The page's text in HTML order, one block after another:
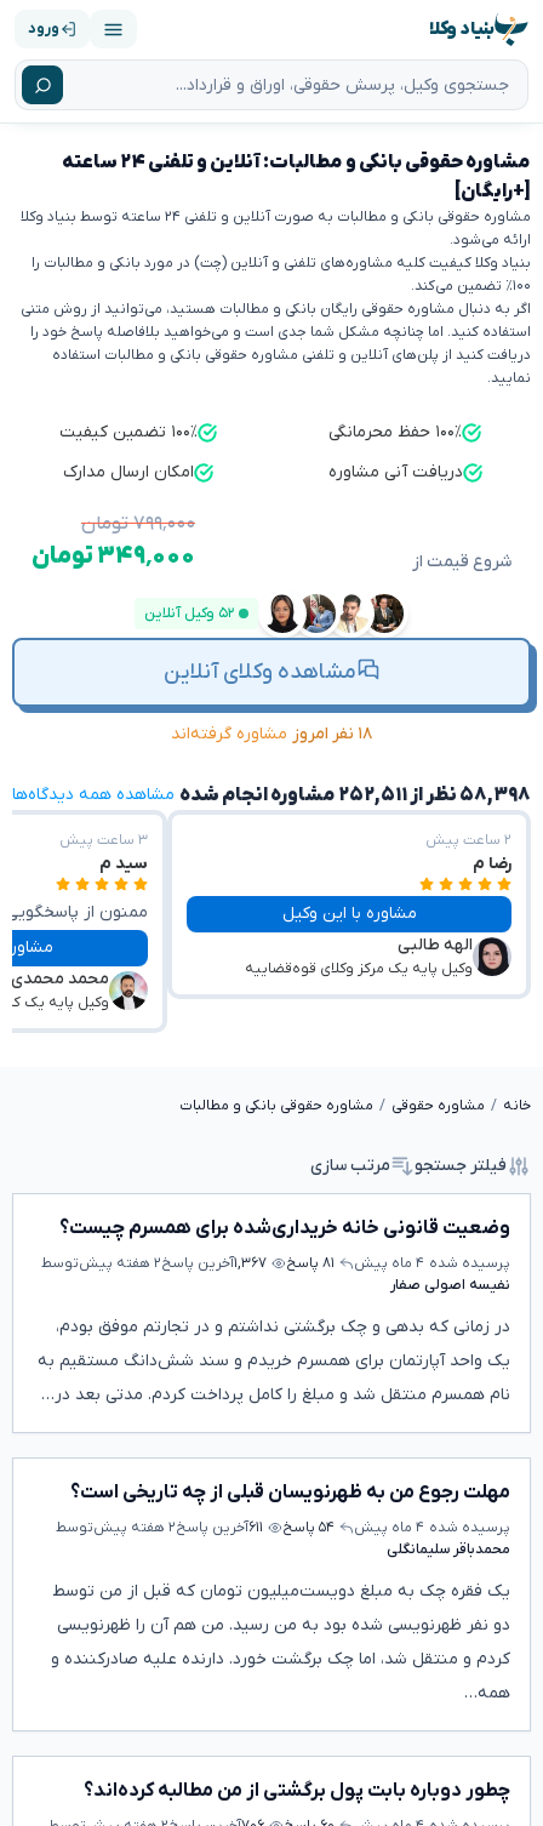
بنیاد وکلا ورود
مشاوره حقوقی بانکی و مطالبات: آنلاین و تلفنی ۲۴ ساعته
[+رایگان]
مشاوره حقوقی بانکی و مطالبات به صورت آنلاین و تلفنی ۲۴ ساعته توسط بنیاد وکلا
ارائه می‌شود.
بنیاد وکلا کیفیت کلیه مشاوره‌های تلفنی و آنلاین (چت) در مورد بانکی و مطالبات را
۱۰۰٪ تضمین می‌کند.
اگر به دنبال مشاوره حقوقی رایگان بانکی و مطالبات هستید، می‌توانید از روش متنی
استفاده کنید. اما چنانچه مشکل شما جدی است و می‌خواهید بلافاصله پاسخ خود را
دریافت کنید از پلن‌های آنلاین و تلفنی مشاوره حقوقی بانکی و مطالبات استفاده
نمایید.
۱۰۰٪ حفظ محرمانگی
۱۰۰٪ تضمین کیفیت
دریافت آنی مشاوره
امکان ارسال مدارک
شروع قیمت از
۷۹۹٬۰۰۰ تومان
۳۴۹٬۰۰۰ تومان
۵۲ وکیل آنلاین
مشاهده وکلای آنلاین
۱۸ نفر امروز مشاوره گرفته‌اند
۵۸,۳۹۸ نظر از ۲۵۲,۵۱۱ مشاوره انجام شده مشاهده همه دیدگاه‌ها
۲ ساعت پیش
رضا م
مشاوره با این وکیل
الهه طالبی
وکیل پایه یک مرکز وکلای قوه‌قضاییه
۳ ساعت پیش
سید م
ممنون از
مشکل🙏
مشاوره با این
محمد محمدی
وکیل پایه یک
خانه مشاوره حقوقی مشاوره حقوقی بانکی و مطالبات
فیلتر جستجو مرتب سازی
وضعیت قانونی خانه‌ خریداری‌شده برای همسرم چیست؟
پرسیده شده ۴ ماه پیش ۸۱ پاسخ ۱,۳۶۷آخرین پاسخ۲ هفته پیش
توسط
نفیسه اصولی صفار
در زمانی که بدهی و چک برگشتی نداشتم و در تجارتم موفق بودم،
یک واحد آپارتمان برای همسرم خریدم و سند شش‌دانگ مستقیم به
نام همسرم منتقل شد و مبلغ را کامل پرداخت کردم. مدتی بعد در…
مهلت رجوع من به ظهرنویسان قبلی از چه تاریخی است؟
پرسیده شده ۴ ماه پیش ۵۴ پاسخ ۶۱۱آخرین پاسخ۲ هفته پیش
توسط
محمدباقر سلیمانگلی
یک فقره چک به مبلغ دویست‌میلیون تومان که قبل از من توسط
دو نفر ظهرنویسی شده بود به من رسید. من هم آن را ظهرنویسی
کردم و منتقل شد، اما چک برگشت خورد. دارنده علیه صادرکننده و
همه…
چطور دوباره بابت پول برگشتی از من مطالبه کرده‌اند؟